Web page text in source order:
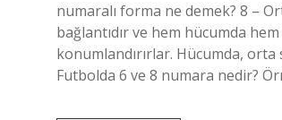
numaralı forma ne demek? 8 –
bağlantıdır ve hem hücumda
konumlandırırlar. Hücumda,
Futbolda 6 ve 8 numara nedir?